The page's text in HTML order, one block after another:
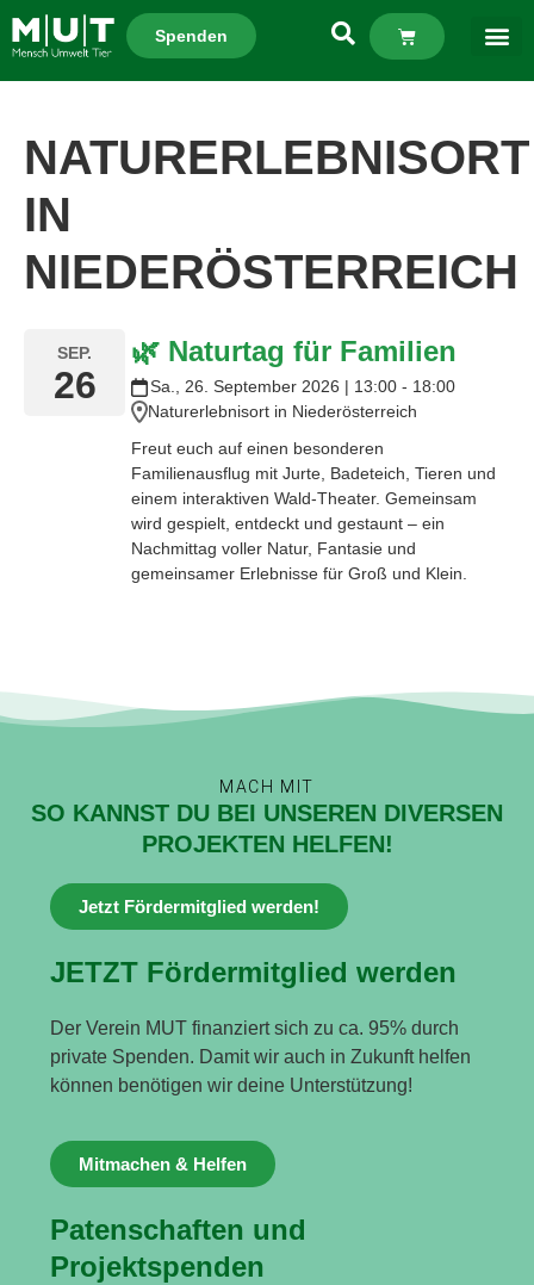
Spenden
NATURERLEBNISORT
IN
NIEDERÖSTERREICH
SEP.
26
🌿 Naturtag für Familien
Sa., 26. September 2026 | 13:00 - 18:00
Naturerlebnisort in Niederösterreich
Freut euch auf einen besonderen
Familienausflug mit Jurte, Badeteich, Tieren und
einem interaktiven Wald-Theater. Gemeinsam
wird gespielt, entdeckt und gestaunt – ein
Nachmittag voller Natur, Fantasie und
gemeinsamer Erlebnisse für Groß und Klein.
MACH MIT
SO KANNST DU BEI UNSEREN DIVERSEN
PROJEKTEN HELFEN!
Jetzt Fördermitglied werden!
JETZT Fördermitglied werden
Der Verein MUT finanziert sich zu ca. 95% durch
private Spenden. Damit wir auch in Zukunft helfen
können benötigen wir deine Unterstützung!
Mitmachen & Helfen
Patenschaften und
Projektspenden